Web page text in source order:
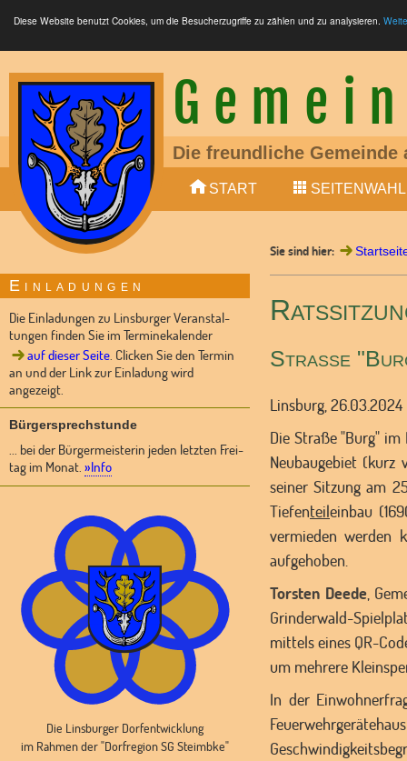
Diese Website benutzt Cookies, um die Besucherzugriffe zu zählen und zu analysieren.
Die freundliche
Ein liebens- und
Mitglied der
LTE (4G, 5G), Glasfaser
Bundesstraße 6 (4-
10 min (Auto) von
Dorfladen und
START SEITENWAHL
Einladungen
Die Einladungen zu Linsburger Veranstal-
tungen finden Sie im Terminekalender
auf dieser Seite . Clicken Sie den Termin
an und der Link zur Einladung wird
angezeigt.
Bürgersprechstunde
... bei der Bürgermeisterin jeden letzten Frei-
tag im Monat. »Info
Die Linsburger Dorfentwicklung
im Rahmen der "Dorfregion SG Steimbke"
Sie sind hier:
Straße
Linsburg,
Die Straße "Burg"
Neubaugebiet (kurz
seiner Sitzung am
Tiefenteileinbau
vermieden werden
aufgehoben.
Torsten Deede,
Grinderwald-
mittels eines QR-
um mehrere
In der